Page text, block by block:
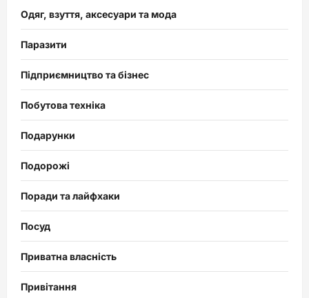
Одяг, взуття, аксесуари та мода
Паразити
Підприємництво та бізнес
Побутова техніка
Подарунки
Подорожі
Поради та лайфхаки
Посуд
Приватна власність
Привітання